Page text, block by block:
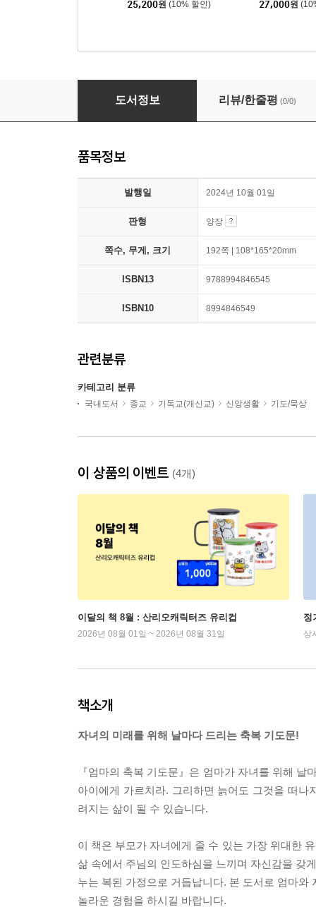
25,200원 (10% 할인) 27,000원
엄마의 축복 기도문
도서정보 리뷰/한줄평 (0/0)
품목정보
발행일 2024년 10월 01일
판형 양장
쪽수, 무게, 크기 192쪽 | 108*165*20mm
ISBN13 9788994846545
ISBN10 8994846549
관련분류
카테고리 분류
국내도서 종교 기독교(개신교) 신앙생활 기도/묵상
이 상품의 이벤트 (4개)
이달의 책 8월 : 산리오캐릭터즈 유리컵
2026년 08월 01일 ~ 2026년 08월 31일
정
상
책소개
자녀의 미래를 위해 날마다 드리는 축복 기도문!
『엄마의 축복 기도문』은 엄마가 자녀를 위해
아이에게 가르치라. 그리하면 늙어도 그것을 떠
려지는 삶이 될 수 있습니다.
이 책은 부모가 자녀에게 줄 수 있는 가장 위대한
삶 속에서 주님의 인도하심을 느끼며 자신감을 갖
누는 복된 가정으로 거듭납니다. 본 도서로 엄마
놀라운 경험을 하시길 바랍니다.